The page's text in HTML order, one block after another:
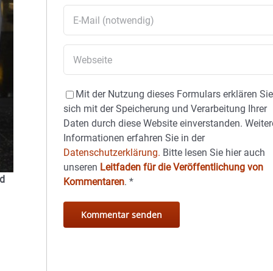
Mit der Nutzung dieses Formulars erklären Sie
sich mit der Speicherung und Verarbeitung Ihrer
Daten durch diese Website einverstanden.
Informationen erfahren Sie in der
Datenschutzerklärung. Bitte lesen Sie hier auch
unseren Leitfaden für die Veröffentlichung von
Kommentaren.*